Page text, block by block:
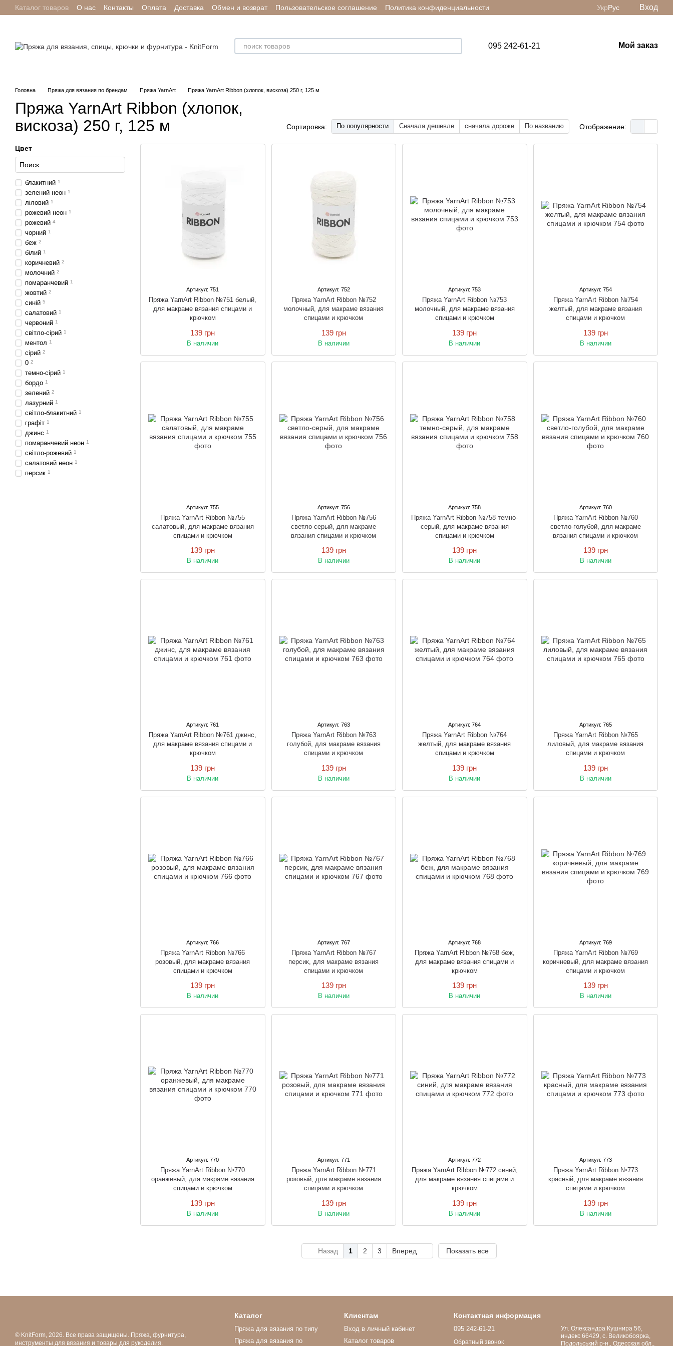
Перейти к основному контенту
Каталог товаров О нас Контакты Оплата Доставка Обмен и возврат Пользовательское соглашение
Политика конфиденциальности
Отзывы о магазине
УкрРус Вход
095 242-61-21 Мой заказ
Головна Пряжа для вязания по брендам Пряжа YarnArt Пряжа YarnArt Ribbon (хлопок, вискоза) 250 г, 125 м
Пряжа YarnArt Ribbon (хлопок,
вискоза) 250 г, 125 м
Сортировка: По популярности Сначала дешевле сначала дороже По названию Отображение:
Артикул: 751
Пряжа YarnArt Ribbon №751 белый,
для макраме вязания спицами и
крючком
139 грн
В наличии
Артикул: 752
Пряжа YarnArt Ribbon №752
молочный, для макраме вязания
спицами и крючком
139 грн
В наличии
Артикул: 753
Пряжа YarnArt Ribbon №753
молочный, для макраме вязания
спицами и крючком
139 грн
В наличии
Артикул: 754
Пряжа YarnArt Ribbon №754
желтый, для макраме вязания
спицами и крючком
139 грн
В наличии
Артикул: 755
Пряжа YarnArt Ribbon №755
салатовый, для макраме вязания
спицами и крючком
139 грн
В наличии
Артикул: 756
Пряжа YarnArt Ribbon №756
светло-серый, для макраме
вязания спицами и крючком
139 грн
В наличии
Артикул: 758
Пряжа YarnArt Ribbon №758 темно-
серый, для макраме вязания
спицами и крючком
139 грн
В наличии
Артикул: 760
Пряжа YarnArt Ribbon №760
светло-голубой, для макраме
вязания спицами и крючком
139 грн
В наличии
Артикул: 761
Пряжа YarnArt Ribbon №761 джинс,
для макраме вязания спицами и
крючком
139 грн
В наличии
Артикул: 763
Пряжа YarnArt Ribbon №763
голубой, для макраме вязания
спицами и крючком
139 грн
В наличии
Артикул: 764
Пряжа YarnArt Ribbon №764
желтый, для макраме вязания
спицами и крючком
139 грн
В наличии
Артикул: 765
Пряжа YarnArt Ribbon №765
лиловый, для макраме вязания
спицами и крючком
139 грн
В наличии
Артикул: 766
Пряжа YarnArt Ribbon №766
розовый, для макраме вязания
спицами и крючком
139 грн
В наличии
Артикул: 767
Пряжа YarnArt Ribbon №767
персик, для макраме вязания
спицами и крючком
139 грн
В наличии
Артикул: 768
Пряжа YarnArt Ribbon №768 беж,
для макраме вязания спицами и
крючком
139 грн
В наличии
Артикул: 769
Пряжа YarnArt Ribbon №769
коричневый, для макраме вязания
спицами и крючком
139 грн
В наличии
Артикул: 770
Пряжа YarnArt Ribbon №770
оранжевый, для макраме вязания
спицами и крючком
139 грн
В наличии
Артикул: 771
Пряжа YarnArt Ribbon №771
розовый, для макраме вязания
спицами и крючком
139 грн
В наличии
Артикул: 772
Пряжа YarnArt Ribbon №772 синий,
для макраме вязания спицами и
крючком
139 грн
В наличии
Артикул: 773
Пряжа YarnArt Ribbon №773
красный, для макраме вязания
спицами и крючком
139 грн
В наличии
Назад 1 2 3 Вперед Показать все
Цвет
блакитний 1
зелений неон 1
ліловий 1
рожевий неон 1
рожевий 4
чорний 1
беж 2
білий 1
коричневий 2
молочний 2
помаранчевий 1
жовтий 2
синій 5
салатовий 1
червоний 1
світло-сірий 1
ментол 1
сірий 2
0 2
темно-сірий 1
бордо 1
зелений 2
лазурний 1
світло-блакитний 1
графіт 1
джинс 1
помаранчевий неон 1
світло-рожевий 1
салатовий неон 1
персик 1
© KnitForm, 2026. Все права защищены. Пряжа, фурнитура,
инструменты для вязания и товары для рукоделия.
Каталог
Пряжа для вязания по типу
Пряжа для вязания по
Клиентам
Вход в личный кабинет
Каталог товаров
Контактная информация
095 242-61-21
Обратный звонок
Ул. Олександра Кушнира 56,
индекс 66429, с. Великобоярка,
Подольський р-н., Одесская обл.,